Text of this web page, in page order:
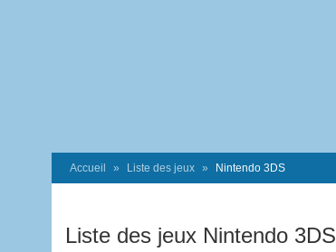
Accueil Liste des jeux Nintendo 3DS
Liste des jeux Nintendo 3DS